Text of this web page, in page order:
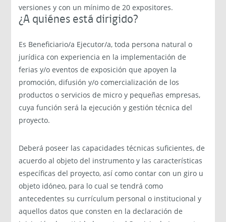
versiones y con un mínimo de 20 expositores.
¿A quiénes está dirigido?
Es Beneficiario/a Ejecutor/a, toda persona natural o
jurídica con experiencia en la implementación de
ferias y/o eventos de exposición que apoyen la
promoción, difusión y/o comercialización de los
productos o servicios de micro y pequeñas empresas,
cuya función será la ejecución y gestión técnica del
proyecto.
Deberá poseer las capacidades técnicas suficientes, de
acuerdo al objeto del instrumento y las características
específicas del proyecto, así como contar con un giro u
objeto idóneo, para lo cual se tendrá como
antecedentes su currículum personal o institucional y
aquellos datos que consten en la declaración de